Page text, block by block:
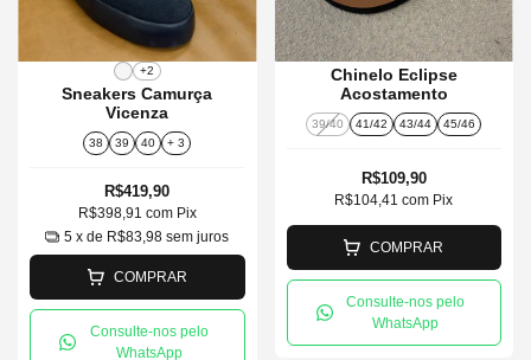
+2
Sneakers Camurça
Vicenza
38 39 40 + 3
R$419,90
R$398,91 com Pix
5 x de R$83,98 sem juros
COMPRAR
Consulte-nos pelo
WhatsApp
Chinelo Eclipse
Acostamento
39/40 41/42 43/44 45/46
R$109,90
R$104,41com Pix
COMPRAR
Consulte-nos pelo
WhatsApp